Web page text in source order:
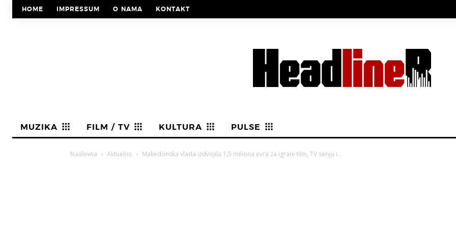
HOME IMPRESSUM O NAMA KONTAKT
MUZIKA FILM / TV KULTURA PULSE
Naslovna Aktuelno Makedonska vlada izdvojila 1,5 miliona evra za igrani film, TV seriju i...